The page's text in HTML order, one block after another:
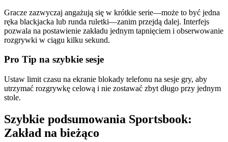
Gracze zazwyczaj angażują się w krótkie serie—może to być jedna
ręka blackjacka lub runda ruletki—zanim przejdą dalej. Interfejs
pozwala na postawienie zakładu jednym tapnięciem i obserwowanie
rozgrywki w ciągu kilku sekund.
Pro Tip na szybkie sesje
Ustaw limit czasu na ekranie blokady telefonu na sesje gry, aby
utrzymać rozgrywkę celową i nie zostawać zbyt długo przy jednym
stole.
Szybkie podsumowania Sportsbook:
Zakład na bieżąco